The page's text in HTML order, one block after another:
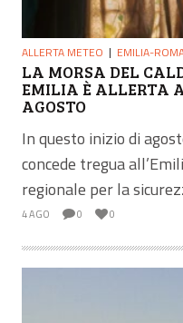
ALLERTA METEO EMILIA-
LA MORSA DEL
EMILIA È ALLERTA
AGOSTO
In questo inizio di
concede tregua
regionale per la
4 AGO 0 0